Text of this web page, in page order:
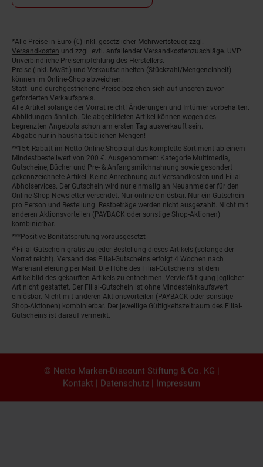
Fußnoten
*Alle Preise in Euro (€) inkl. gesetzlicher Mehrwertsteuer, zzgl.
Versandkosten und zzgl. evtl. anfallender Versandkostenzuschläge. UVP:
Unverbindliche Preisempfehlung des Herstellers.
Preise (inkl. MwSt.) und Verkaufseinheiten (Stückzahl/Mengeneinheit)
können im Online-Shop abweichen.
Statt- und durchgestrichene Preise beziehen sich auf unseren zuvor
geforderten Verkaufspreis.
Alle Artikel solange der Vorrat reicht! Änderungen und Irrtümer vorbehalten.
Abbildungen ähnlich. Die abgebildeten Artikel können wegen des
begrenzten Angebots schon am ersten Tag ausverkauft sein.
Abgabe nur in haushaltsüblichen Mengen!
**15€ Rabatt im Netto Online-Shop auf das komplette Sortiment ab einem
Mindestbestellwert von 200 €. Ausgenommen: Kategorie Multimedia,
Gutscheine, Bücher und Pre- & Anfangsmilchnahrung sowie gesondert
gekennzeichnete Artikel. Keine Anrechnung auf Versandkosten und Filial-
Abholservices. Der Gutschein wird nur einmalig an Neuanmelder für den
Online-Shop-Newsletter versendet. Nur online einlösbar. Nur ein Gutschein
pro Person und Bestellung. Restbeträge werden nicht ausgezahlt. Nicht mit
anderen Aktionsvorteilen (PAYBACK oder sonstige Shop-Aktionen)
kombinierbar.
***Positive Bonitätsprüfung vorausgesetzt
²⁰Filial-Gutschein gratis zu jeder Bestellung dieses Artikels (solange der
Vorrat reicht). Versand des Filial-Gutscheins erfolgt 4 Wochen nach
Warenanlieferung per Mail. Die Höhe des Filial-Gutscheins ist dem
Artikelbild des gekauften Artikels zu entnehmen. Vervielfältigung jeglicher
Art nicht gestattet. Der Filial-Gutschein ist ohne Mindesteinkaufswert
einlösbar. Nicht mit anderen Aktionsvorteilen (PAYBACK oder sonstige
Shop-Aktionen) kombinierbar. Der jeweilige Gültigkeitszeitraum des Filial-
Gutscheins ist darauf vermerkt.
© Netto Marken-Discount Stiftung & Co. KG |
Kontakt
Datenschutz Impressum